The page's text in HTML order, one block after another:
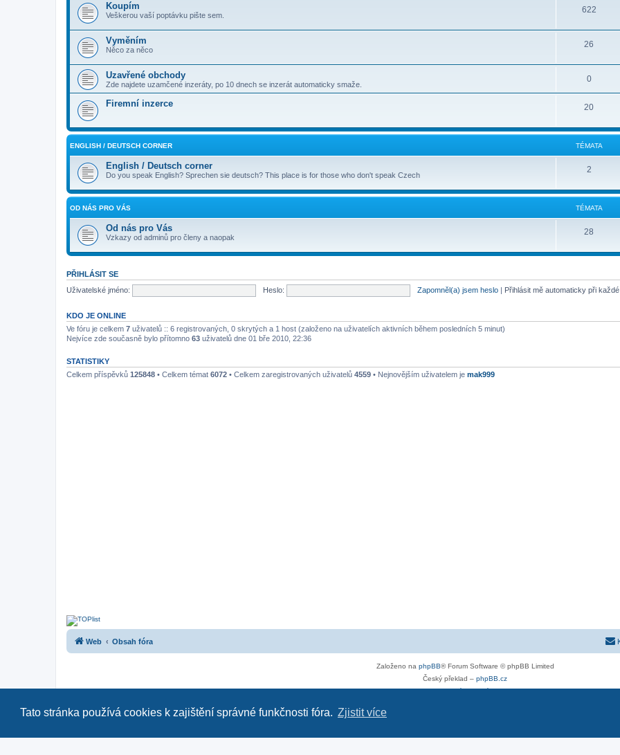
Tato stránka používá cookies k zajištění správné funkčnosti fóra. Zjistit více
Koupím
Veškerou vaší poptávku pište sem.
622
Vyměním
Něco za něco
26
Uzavřené obchody
Zde najdete uzamčené inzeráty, po 10 dnech se inzerát automaticky smaže.
0
Firemní inzerce 20
ENGLISH / DEUTSCH CORNER TÉMATA
English / Deutsch corner
Do you speak English? Sprechen sie deutsch? This place is for those who don't speak Czech
2
OD NÁS PRO VÁS TÉMATA
Od nás pro Vás
Vzkazy od adminů pro členy a naopak
28
PŘIHLÁSIT SE
Uživatelské jméno:
Heslo: Zapomněl(a) jsem heslo | Přihlásit mě automaticky při
KDO JE ONLINE
Ve fóru je celkem 7 uživatelů :: 6 registrovaných, 0 skrytých a 1 host (založeno na uživatelích aktivních během posledních 5 minut)
Nejvíce zde současně bylo přítomno 63 uživatelů dne 01 bře 2010, 22:36
STATISTIKY
Celkem příspěvků 125848 • Celkem témat 6072 • Celkem zaregistrovaných uživatelů 4559 • Nejnovějším uživatelem je mak999
Web Obsah fóra
Založeno na phpBB® Forum Software © phpBB Limited
Český překlad – phpBB.cz
Soukromí|Podmínky